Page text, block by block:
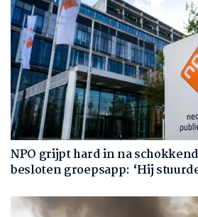
NPO grijpt hard in na
besloten groepsapp: ‘Hij